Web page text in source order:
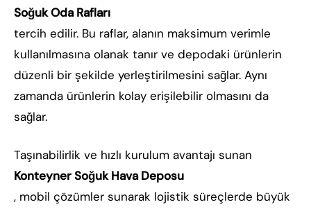
Soğuk Oda Rafları
tercih edilir. Bu raflar, alanın maksimum verimle
kullanılmasına olanak tanır ve depodaki ürünlerin
düzenli bir şekilde yerleştirilmesini sağlar. Aynı
zamanda ürünlerin kolay erişilebilir olmasını da
sağlar.
Taşınabilirlik ve hızlı kurulum avantajı sunan
Konteyner Soğuk Hava Deposu
, mobil çözümler sunarak lojistik süreçlerde büyük